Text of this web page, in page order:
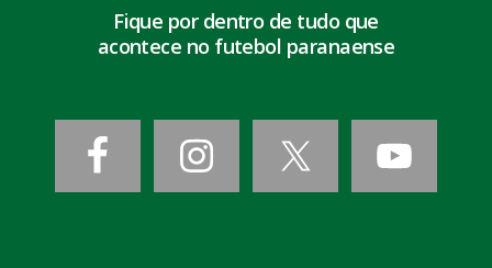
Fique por dentro de tudo que
acontece no futebol paranaense